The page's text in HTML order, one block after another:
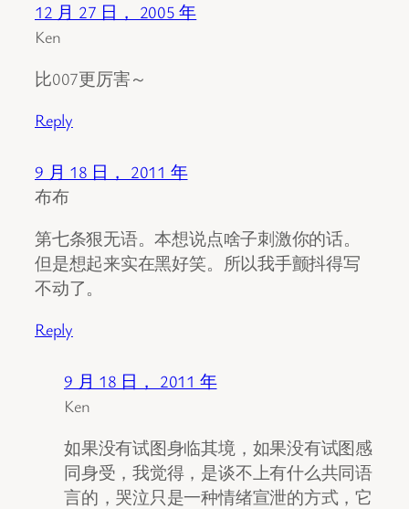
12 月 27 日， 2005 年
Ken
比007更厉害～
Reply
9 月 18 日， 2011 年
布布
第七条狠无语。本想说点啥子刺激你的话。
但是想起来实在黑好笑。所以我手颤抖得写
不动了。
Reply
9 月 18 日， 2011 年
Ken
如果没有试图身临其境，如果没有试图感
同身受，我觉得，是谈不上有什么共同语
言的，哭泣只是一种情绪宣泄的方式，它